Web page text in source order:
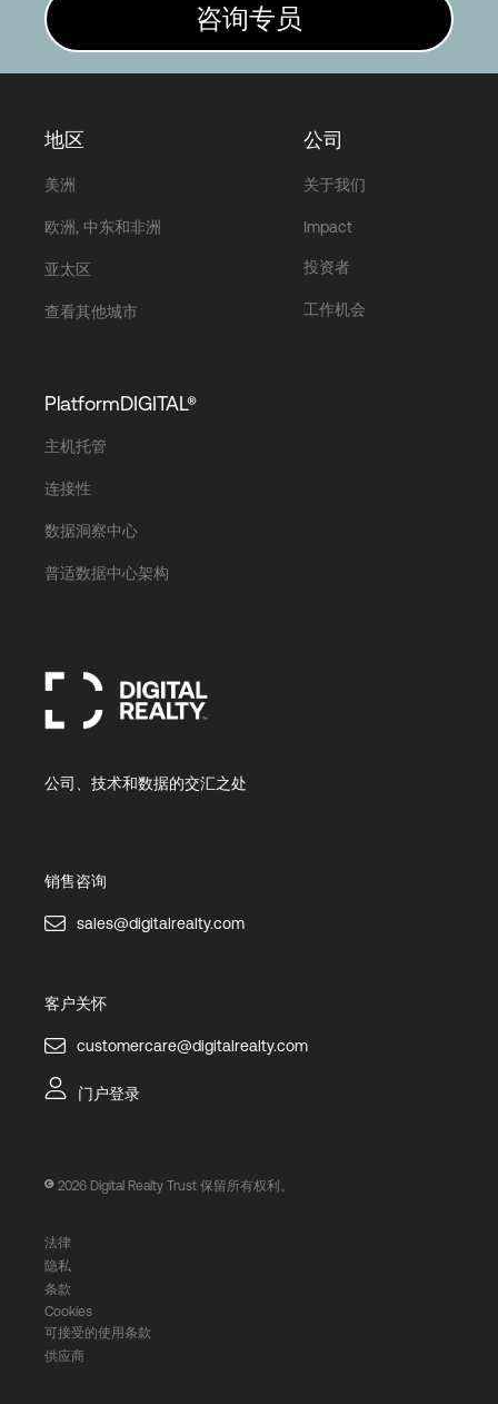
咨询专员
地区
美洲
欧洲, 中东和非洲
亚太区
查看其他城市
公司
关于我们
Impact
投资者
工作机会
PlatformDIGITAL®
主机托管
连接性
数据洞察中心
普适数据中心架构
公司、技术和数据的交汇之处
销售咨询
sales@digitalrealty.com
客户关怀
customercare@digitalrealty.com
门户登录
2026 Digital Realty Trust 保留所有权利。
法律
隐私
条款
Cookies
可接受的使用条款
供应商